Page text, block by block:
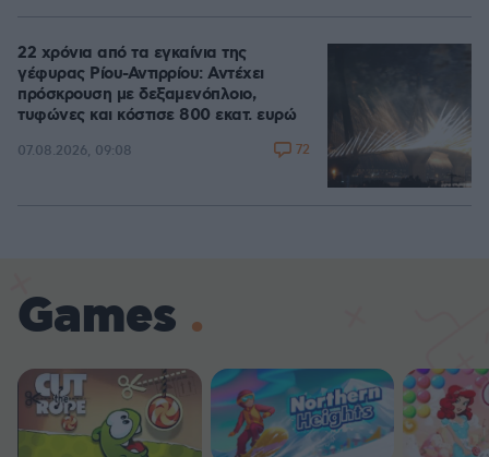
22 χρόνια από τα εγκαίνια της
γέφυρας Ρίου-Αντιρρίου: Αντέχει
πρόσκρουση με δεξαμενόπλοιο,
τυφώνες και κόστισε 800 εκατ. ευρώ
07.08.2026, 09:08 72
Games